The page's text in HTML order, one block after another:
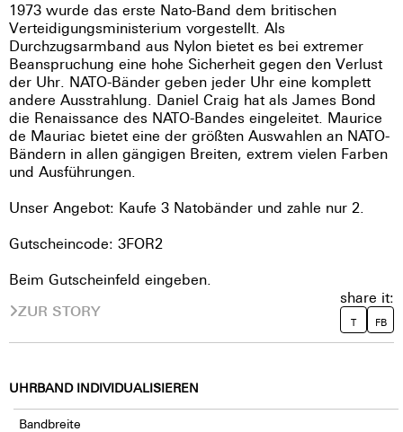
1973 wurde das erste Nato-Band dem britischen
Verteidigungsministerium vorgestellt. Als
Durchzugsarmband aus Nylon bietet es bei extremer
Beanspruchung eine hohe Sicherheit gegen den Verlust
der Uhr. NATO-Bänder geben jeder Uhr eine komplett
andere Ausstrahlung. Daniel Craig hat als James Bond
die Renaissance des NATO-Bandes eingeleitet. Maurice
de Mauriac bietet eine der größten Auswahlen an NATO-
Bändern in allen gängigen Breiten, extrem vielen Farben
und Ausführungen.
Unser Angebot: Kaufe 3 Natobänder und zahle nur 2.
Gutscheincode: 3FOR2
Beim Gutscheinfeld eingeben.
ZUR STORY
share it:
T FB
UHRBAND INDIVIDUALISIEREN
Bandbreite